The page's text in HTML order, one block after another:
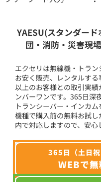
YAESU(スタンダー
団・消防・災害現
エクセリは無線機・トラ
お安く販売、レンタルす
以上のお客様との取引実
ンバーワンです。365日深
トランシーバー・インカ
機種で購入前の無料お試
内で対応しますので、安心
365日（土日
WEBで無